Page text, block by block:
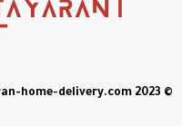
© tayaran-home-delivery.com 2023